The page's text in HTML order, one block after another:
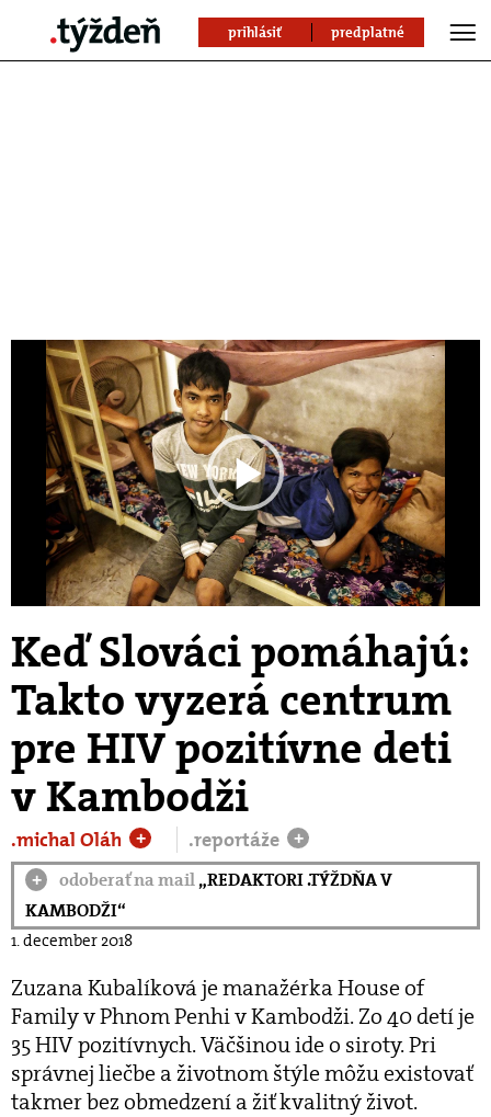
prihlásiť predplatné
Play
Video
Keď Slováci pomáhajú:
Takto vyzerá centrum
pre HIV pozitívne deti
v Kambodži
.michal Oláh + .reportáže +
+ odoberať na mail„REDAKTORI .TÝŽDŇA V
KAMBODŽI“
1. december 2018
Zuzana Kubalíková je manažérka House of
Family v Phnom Penhi v Kambodži. Zo 40 detí je
35 HIV pozitívnych. Väčšinou ide o siroty. Pri
správnej liečbe a životnom štýle môžu existovať
takmer bez obmedzení a žiť kvalitný život.